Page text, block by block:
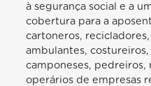
à segurança social e a
cobertura para a
cartoneros,
ambulantes,
camponeses, pedreiros,
operários de empresas